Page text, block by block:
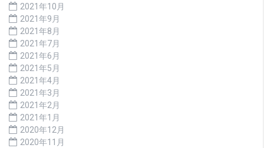
2021年10月
2021年9月
2021年8月
2021年7月
2021年6月
2021年5月
2021年4月
2021年3月
2021年2月
2021年1月
2020年12月
2020年11月